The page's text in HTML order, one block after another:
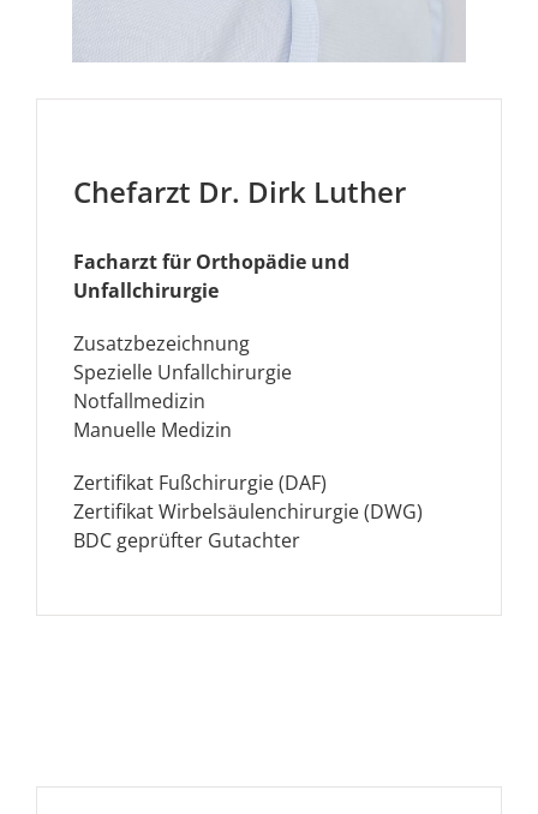
Chefarzt Dr. Dirk Luther
Facharzt für Orthopädie und
Unfallchirurgie
Zusatzbezeichnung
Spezielle Unfallchirurgie
Notfallmedizin
Manuelle Medizin
Zertifikat Fußchirurgie (DAF)
Zertifikat Wirbelsäulenchirurgie (DWG)
BDC geprüfter Gutachter